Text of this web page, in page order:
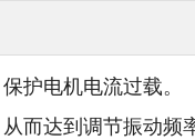
护电机电流过载。
而达到调节振动频